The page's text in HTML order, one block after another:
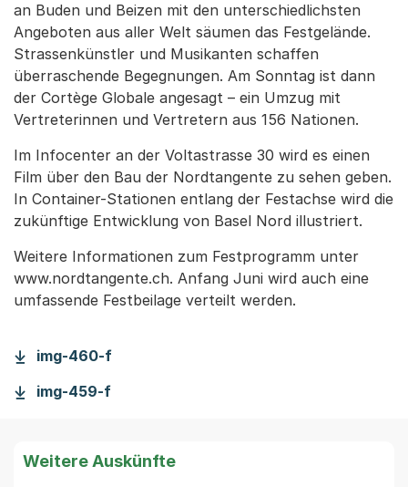
an Buden und Beizen mit den unterschiedlichsten
Angeboten aus aller Welt säumen das Festgelände.
Strassenkünstler und Musikanten schaffen
überraschende Begegnungen. Am Sonntag ist dann
der Cortège Globale angesagt – ein Umzug mit
Vertreterinnen und Vertretern aus 156 Nationen.
Im Infocenter an der Voltastrasse 30 wird es einen
Film über den Bau der Nordtangente zu sehen geben.
In Container-Stationen entlang der Festachse wird die
zukünftige Entwicklung von Basel Nord illustriert.
Weitere Informationen zum Festprogramm unter
www.nordtangente.ch. Anfang Juni wird auch eine
umfassende Festbeilage verteilt werden.
img-460-f
img-459-f
Weitere Auskünfte